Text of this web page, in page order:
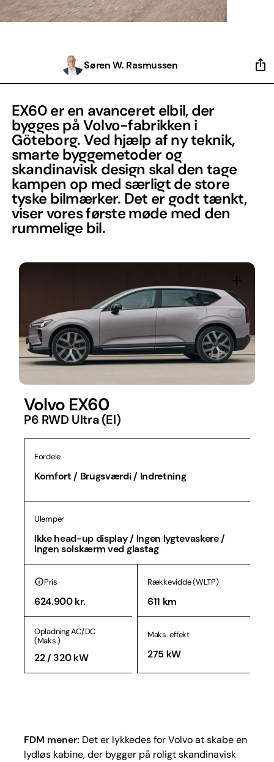
Søren W. Rasmussen
EX60 er en avanceret elbil, der
bygges på Volvo-fabrikken i
Göteborg. Ved hjælp af ny teknik,
smarte byggemetoder og
skandinavisk design skal den tage
kampen op med særligt de store
tyske bilmærker. Det er godt tænkt,
viser vores første møde med den
rummelige bil.
Volvo EX60
P6 RWD Ultra (El)
Fordele
Komfort / Brugsværdi / Indretning
Ulemper
Ikke head-up display / Ingen lygtevaskere /
Ingen solskærm ved glastag
Pris
624.900 kr.
Rækkevidde (WLTP)
611 km
Opladning AC/DC
(Maks.)
22 / 320 kW
Maks. effekt
275 kW
FDM mener: Det er lykkedes for Volvo at skabe en
lydløs kabine, der bygger på roligt skandinavisk